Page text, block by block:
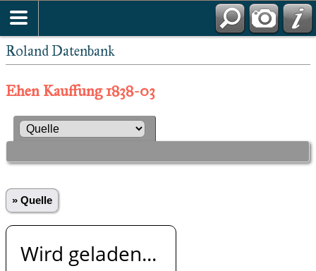
Roland Datenbank
Ehen Kauffung 1838-03
» Quelle
Wird geladen...